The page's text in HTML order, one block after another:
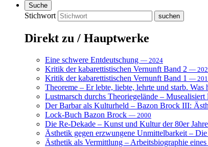
Suche
Stichwort
Direkt zu / Hauptwerke
Eine schwere Entdeutschung — 2024
Kritik der kabarettistischen Vernunft Band 2 —
Kritik der kabarettistischen Vernunft Band 1 —
Theoreme – Er lebte, liebte, lehrte und starb. Was
Lustmarsch durchs Theoriegelände – Musealisiert
Der Barbar als Kulturheld – Bazon Brock III:
Lock-Buch Bazon Brock — 2000
Die Re-Dekade – Kunst und Kultur der 80er Jahre
Ästhetik gegen erzwungene Unmittelbarkeit –
Ästhetik als Vermittlung – Arbeitsbiographie eines